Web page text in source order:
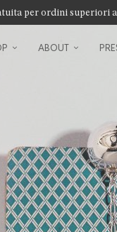
per ordini superiori
ABOUT